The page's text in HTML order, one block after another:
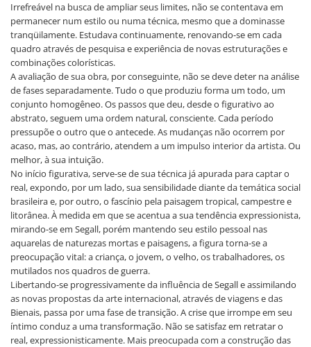
Irrefreável na busca de ampliar seus limites, não se contentava em
permanecer num estilo ou numa técnica, mesmo que a dominasse
tranqüilamente. Estudava continuamente, renovando-se em cada
quadro através de pesquisa e experiência de novas estruturações e
combinações colorísticas.
A avaliação de sua obra, por conseguinte, não se deve deter na análise
de fases separadamente. Tudo o que produziu forma um todo, um
conjunto homogêneo. Os passos que deu, desde o figurativo ao
abstrato, seguem uma ordem natural, consciente. Cada período
pressupõe o outro que o antecede. As mudanças não ocorrem por
acaso, mas, ao contrário, atendem a um impulso interior da artista. Ou
melhor, à sua intuição.
No início figurativa, serve-se de sua técnica já apurada para captar o
real, expondo, por um lado, sua sensibilidade diante da temática social
brasileira e, por outro, o fascínio pela paisagem tropical, campestre e
litorânea. À medida em que se acentua a sua tendência expressionista,
mirando-se em Segall, porém mantendo seu estilo pessoal nas
aquarelas de naturezas mortas e paisagens, a figura torna-se a
preocupação vital: a criança, o jovem, o velho, os trabalhadores, os
mutilados nos quadros de guerra.
Libertando-se progressivamente da influência de Segall e assimilando
as novas propostas da arte internacional, através de viagens e das
Bienais, passa por uma fase de transição. A crise que irrompe em seu
íntimo conduz a uma transformação. Não se satisfaz em retratar o
real, expressionisticamente. Mais preocupada com a construção das